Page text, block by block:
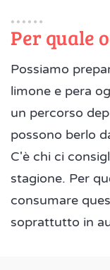
Per quale
Possiamo
limone e pera
un percorso
possono berlo
C'è chi ci
stagione. Per
consumare
soprattutto in